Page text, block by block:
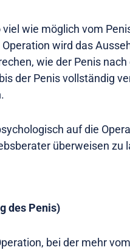
wie möglich vom
wird das
wie der Penis
der Penis vollständig
auf die
überweisen zu
des Penis)
bei der mehr